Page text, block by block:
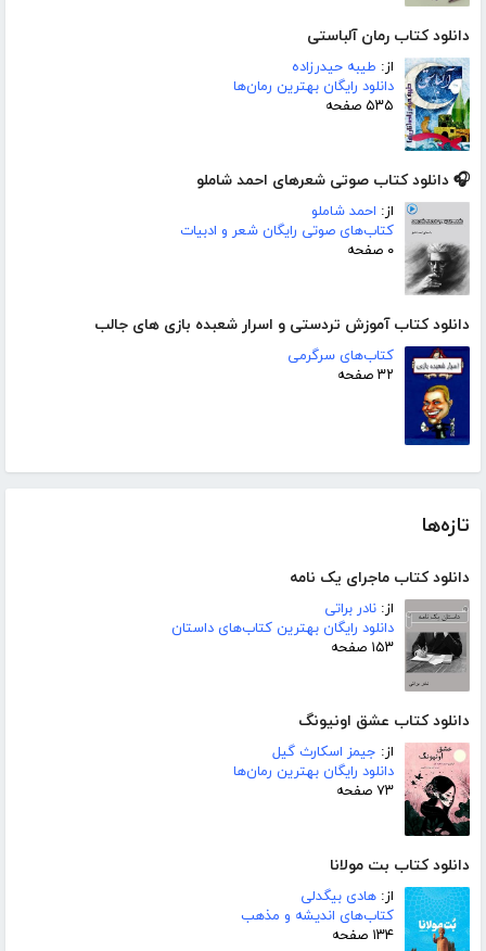
دانلود کتاب رمان آلباستی
از: طیبه حیدرزاده
دانلود رایگان بهترین رمان‌ها
۵۳۵ صفحه
🎧 دانلود کتاب صوتی شعرهای احمد شاملو
از: احمد شاملو
کتاب‌های صوتی رایگان شعر و ادبیات
۰ صفحه
دانلود کتاب آموزش تردستی و اسرار شعبده بازی های جالب
کتاب‌های سرگرمی
۳۲ صفحه
تازه‌ها
دانلود کتاب ماجرای یک نامه
از: نادر براتی
دانلود رایگان بهترین کتاب‌های داستان
۱۵۳ صفحه
دانلود کتاب عشق اونیونگ
از: جیمز اسکارث گیل
دانلود رایگان بهترین رمان‌ها
۷۳ صفحه
دانلود کتاب بت مولانا
از: هادی بیگدلی
کتاب‌های اندیشه و مذهب
۱۳۴ صفحه